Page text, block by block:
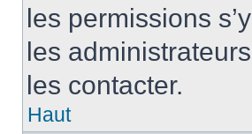
les permissions
les
les contacter.
Haut